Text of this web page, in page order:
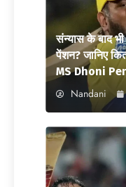
संन्यास के बाद
पेंशन? जानिए
MS Dhoni
Nandani